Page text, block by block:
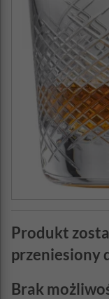
Produkt
przeniesiony
Brak